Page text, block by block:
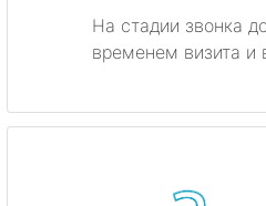
На стадии звонка
временем визита и